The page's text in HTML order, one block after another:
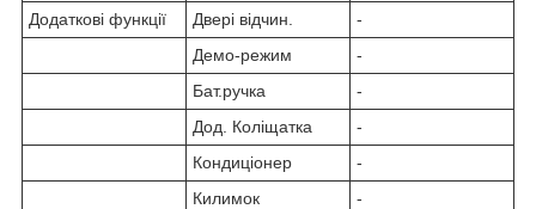
Додаткові функції
Двері відчин.
-
Демо-режим
-
Бат.ручка
-
Дод. Коліщатка
-
Кондиціонер
-
Килимок
-